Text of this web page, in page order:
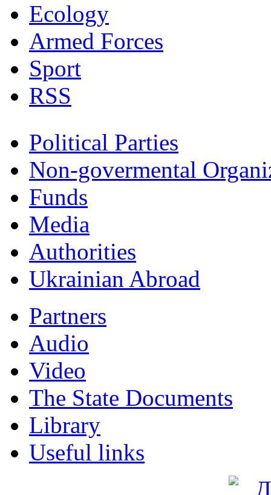
Ecology
Armed Forces
Sport
RSS
Political Parties
Non-govermental
Funds
Мedia
Authorities
Ukrainian Abroad
Partners
Audio
Video
The State Documents
Library
Useful links